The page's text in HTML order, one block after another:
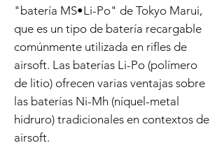
"batería MS•Li-Po" de Tokyo Marui,
que es un tipo de batería recargable
comúnmente utilizada en rifles de
airsoft. Las baterías Li-Po (polímero
de litio) ofrecen varias ventajas sobre
las baterías Ni-Mh (níquel-metal
hidruro) tradicionales en contextos de
airsoft.